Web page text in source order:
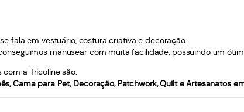
fala em vestuário, costura criativa e decoração.
manusear com muita facilidade, possuindo um
a Tricoline são:
Cama para Pet, Decoração, Patchwork, Quilt e Artesanatos